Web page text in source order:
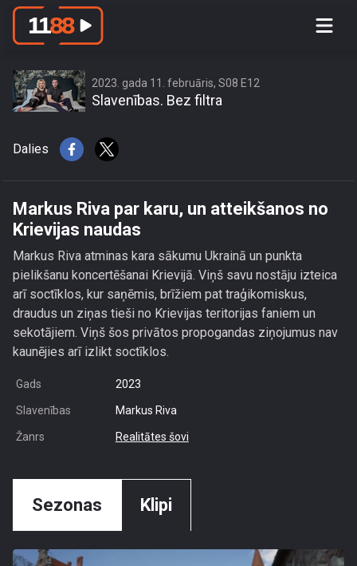
Markus Riva par karu, un atteikšanos
2023. gada 11. februāris, S08 E12
Slavenības. Bez filtra
Dalies
Markus Riva par karu, un atteikšanos no
Krievijas naudas
Markus Riva atminas kara sākumu Ukrainā un punkta
pielikšanu koncertēšanai Krievijā. Viņš savu nostāju izteica
arī soctīklos, kur saņēmis, brīžiem pat traģikomiskus,
draudus un ziņas tieši no Krievijas teritorijas faniem un
sekotājiem. Viņš šos privātos propogandas ziņojumus nav
kaunējies arī izlikt soctīklos.
Gads 2023
Slavenības Markus Riva
Žanrs Realitātes šovi
Sezonas Klipi